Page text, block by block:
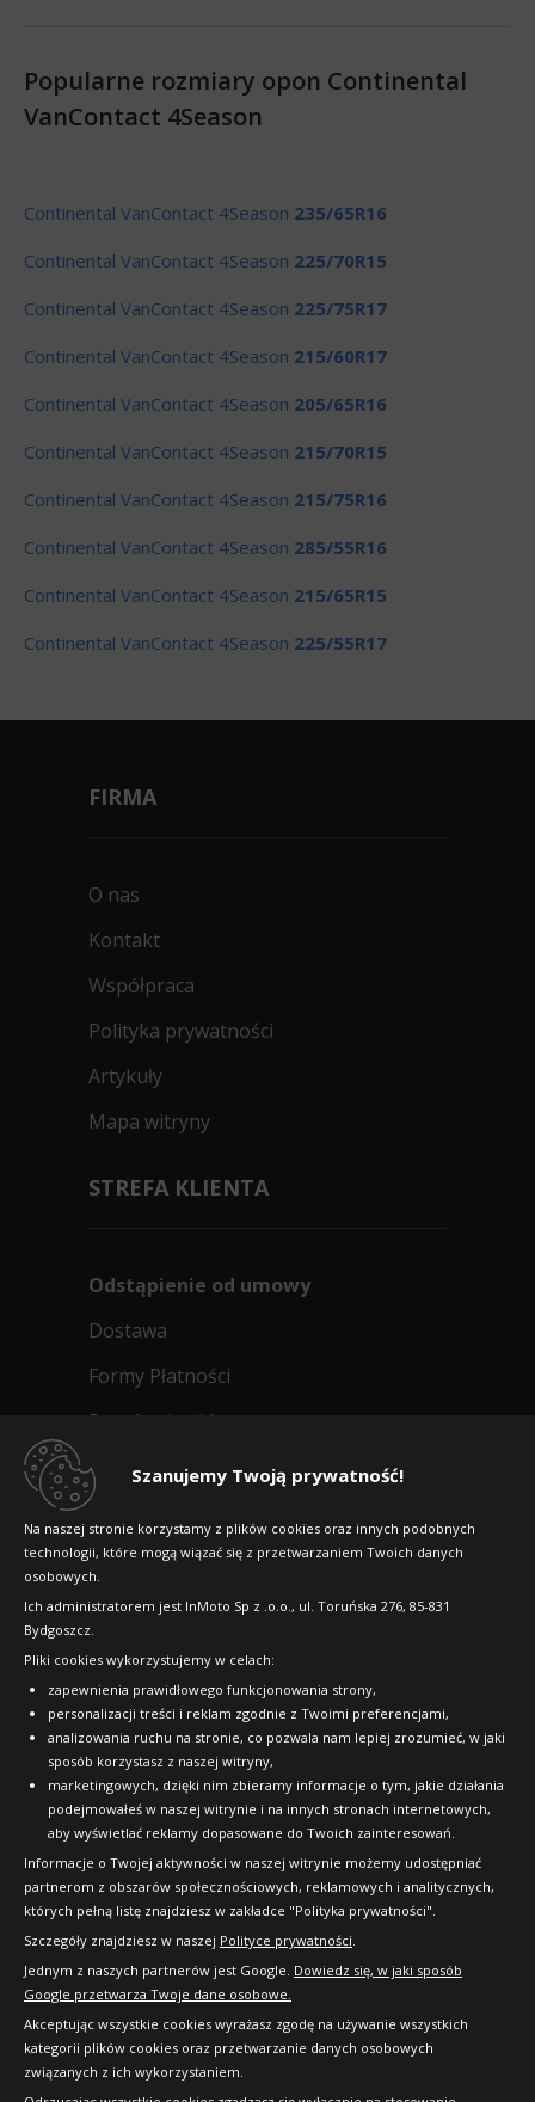
Szanujemy Twoją prywatność!
Na naszej stronie korzystamy z plików cookies oraz innych podobnych
technologii, które mogą wiązać się z przetwarzaniem Twoich danych
osobowych.
Ich administratorem jest InMoto Sp z .o.o., ul. Toruńska 276, 85-831
Bydgoszcz.
Pliki cookies wykorzystujemy w celach:
zapewnienia prawidłowego funkcjonowania strony,
personalizacji treści i reklam zgodnie z Twoimi preferencjami,
analizowania ruchu na stronie, co pozwala nam lepiej zrozumieć, w jaki
sposób korzystasz z naszej witryny,
marketingowych, dzięki nim zbieramy informacje o tym, jakie działania
podejmowałeś w naszej witrynie i na innych stronach internetowych,
aby wyświetlać reklamy dopasowane do Twoich zainteresowań.
Informacje o Twojej aktywności w naszej witrynie możemy udostępniać
partnerom z obszarów społecznościowych, reklamowych i analitycznych,
których pełną listę znajdziesz w zakładce "Polityka prywatności".
Szczegóły znajdziesz w naszej Polityce prywatności.
Jednym z naszych partnerów jest Google. Dowiedz się, w jaki sposób
Google przetwarza Twoje dane osobowe.
Akceptując wszystkie cookies wyrażasz zgodę na używanie wszystkich
kategorii plików cookies oraz przetwarzanie danych osobowych
związanych z ich wykorzystaniem.
Popularne rozmiary opon Continental
VanContact 4Season
Continental VanContact 4Season 235/65R16
Continental VanContact 4Season 225/70R15
Continental VanContact 4Season 225/75R17
Continental VanContact 4Season 215/60R17
Continental VanContact 4Season 205/65R16
Continental VanContact 4Season 215/70R15
Continental VanContact 4Season 215/75R16
Continental VanContact 4Season 285/55R16
Continental VanContact 4Season 215/65R15
Continental VanContact 4Season 225/55R17
FIRMA
O nas
Kontakt
Współpraca
Polityka prywatności
Artykuły
Mapa witryny
STREFA KLIENTA
Odstąpienie od umowy
Dostawa
Formy Płatności
Regulamin sklepu
Dlaczego warto kupić w 24opony.pl
Raty
FAQ
OFICJALNY PARTNER